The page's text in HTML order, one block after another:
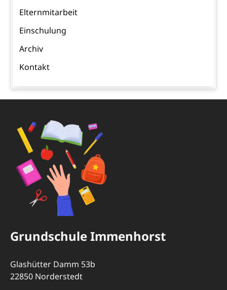
Elternmitarbeit
Einschulung
Archiv
Kontakt
Grundschule Immenhorst
Glashütter Damm 53b
22850 Norderstedt